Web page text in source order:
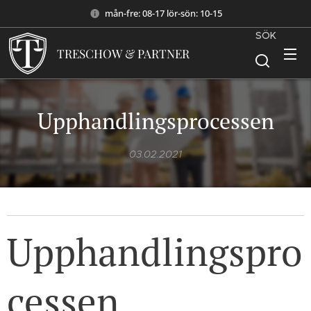
mån-fre: 08-17 lör-sön: 10-15
TRESCHOW & PARTNER
SÖK
Upphandlingsprocessen
03.02.2021
Upphandlingspro